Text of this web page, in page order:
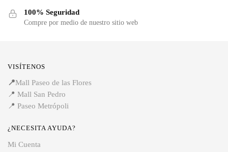
100% Seguridad
Compre por medio de nuestro sitio web
VISÍTENOS
📍Mall Paseo de las Flores
📍 Mall San Pedro
📍 Paseo Metrópoli
¿NECESITA AYUDA?
Mi Cuenta